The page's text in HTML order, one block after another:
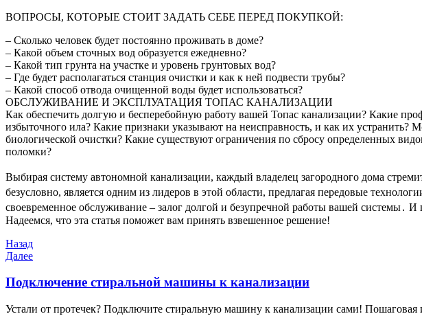
ВОПРОСЫ, КОТОРЫЕ СТОИТ ЗАДАТЬ СЕБЕ ПЕРЕД ПОКУПКОЙ:
– Сколько человек будет постоянно проживать в доме?
– Какой объем сточных вод образуется ежедневно?
– Какой тип грунта на участке и уровень грунтовых вод?
– Где будет располагаться станция очистки и как к ней подвести трубы?
– Какой способ отвода очищенной воды будет использоваться?
ОБСЛУЖИВАНИЕ И ЭКСПЛУАТАЦИЯ ТОПАС КАНАЛИЗАЦИИ
Как обеспечить долгую и бесперебойную работу вашей Топас канализации? Какие
избыточного ила? Какие признаки указывают на неисправность, и как их устранить?
биологической очистки? Какие существуют ограничения по сбросу определенных
поломки?
Выбирая систему автономной канализации, каждый владелец загородного дома
безусловно, является одним из лидеров в этой области, предлагая передовые
своевременное обслуживание – залог долгой и безупречной работы вашей системы․
Надеемся, что эта статья поможет вам принять взвешенное решение!
Навигация
по
записям
Предыдущая
запись
Назад
Следующая
Далее
Подключение стиральной машины к канализации
Устали от протечек? Подключите стиральную машину к канализации сами! Пошаговая